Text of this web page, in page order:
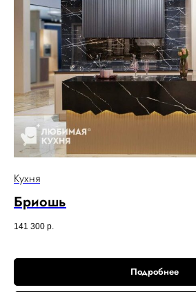
Кухня
Бриошь
141 300 р.
Подробнее